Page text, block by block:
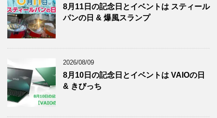
8月11日の記念日とイベントは スティール
パンの日 & 爆風スランプ
2026/08/09
8月10日の記念日とイベントは VAIOの日
& きびっち